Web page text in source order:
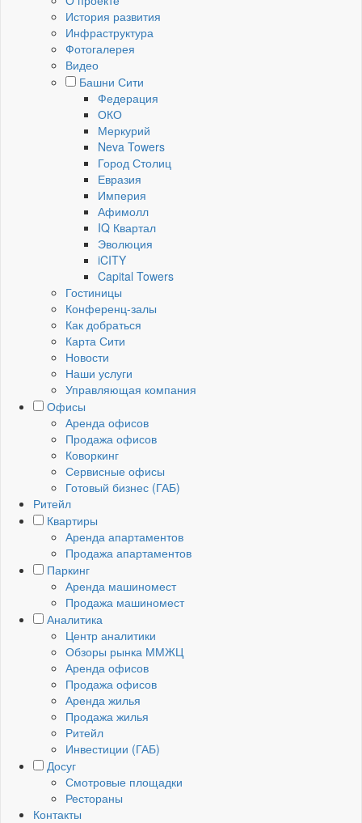
История развития
Инфраструктура
Фотогалерея
Видео
Башни Сити
Федерация
ОКО
Меркурий
Neva Towers
Город Столиц
Евразия
Империя
Афимолл
IQ Квартал
Эволюция
iCITY
Capital Towers
Гостиницы
Конференц-залы
Как добраться
Карта Сити
Новости
Наши услуги
Управляющая компания
Офисы
Аренда офисов
Продажа офисов
Коворкинг
Сервисные офисы
Готовый бизнес (ГАБ)
Ритейл
Квартиры
Аренда апартаментов
Продажа апартаментов
Паркинг
Аренда машиномест
Продажа машиномест
Аналитика
Центр аналитики
Обзоры рынка ММЖЦ
Аренда офисов
Продажа офисов
Аренда жилья
Продажа жилья
Ритейл
Инвестиции (ГАБ)
Досуг
Смотровые площадки
Рестораны
Контакты